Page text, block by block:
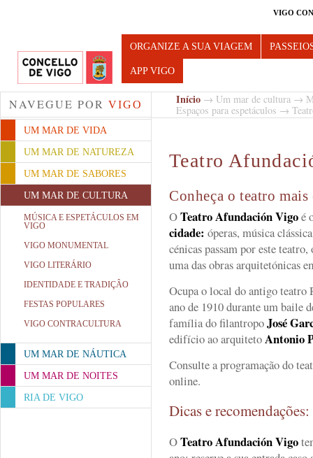
VIGO
Turismo de Vigo
ORGANIZE A SUA VIAGEM
APP VIGO
NAVEGUE POR VIGO
UM MAR DE VIDA
UM MAR DE NATUREZA
UM MAR DE SABORES
UM MAR DE CULTURA
MÚSICA E ESPETÁCULOS EM
VIGO
VIGO MONUMENTAL
VIGO LITERÁRIO
IDENTIDADE E TRADIÇÂO
FESTAS POPULARES
VIGO CONTRACULTURA
UM MAR DE NÁUTICA
UM MAR DE NOITES
RIA DE VIGO
Início → Um mar de cultura →
Espaços para espetáculos →
Teatro
Conheça o teatro
OTeatro Afundación Vigoé
cidade: óperas, música
cénicas passam por este
uma das obras arquitetónicas
Ocupa o local do antigo teatro
ano de 1910 durante um baile
família do filantropoJosé
edifício ao arquitetoAntonio
Consulte a programação do
online.
Dicas e
OTeatro AfundaciónVigo